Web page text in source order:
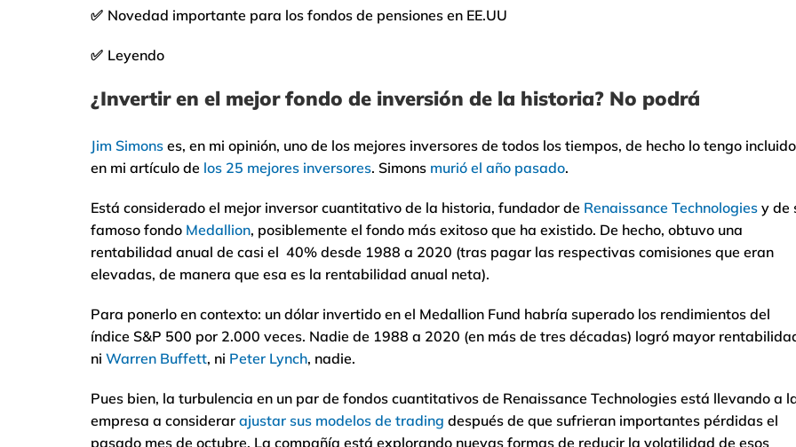
✅ Novedad importante para los fondos de pensiones en EE.UU
✅ Leyendo
¿Invertir en el mejor fondo de inversión de la historia? No podrá
Jim Simons es, en mi opinión, uno de los mejores inversores de todos los tiempos, de hecho lo tengo incluido
en mi artículo de los 25 mejores inversores. Simons murió el año pasado.
Está considerado el mejor inversor cuantitativo de la historia, fundador de Renaissance Technologies y de
famoso fondo Medallion, posiblemente el fondo más exitoso que ha existido. De hecho, obtuvo una
rentabilidad anual de casi el 40% desde 1988 a 2020 (tras pagar las respectivas comisiones que eran
elevadas, de manera que esa es la rentabilidad anual neta).
Para ponerlo en contexto: un dólar invertido en el Medallion Fund habría superado los rendimientos del
índice S&P 500 por 2.000 veces. Nadie de 1988 a 2020 (en más de tres décadas) logró mayor
ni Warren Buffett, ni Peter Lynch, nadie.
Pues bien, la turbulencia en un par de fondos cuantitativos de Renaissance Technologies está llevando a
empresa a considerar ajustar sus modelos de trading después de que sufrieran importantes pérdidas el
pasado mes de octubre. La compañía está explorando nuevas formas de reducir la volatilidad de esos